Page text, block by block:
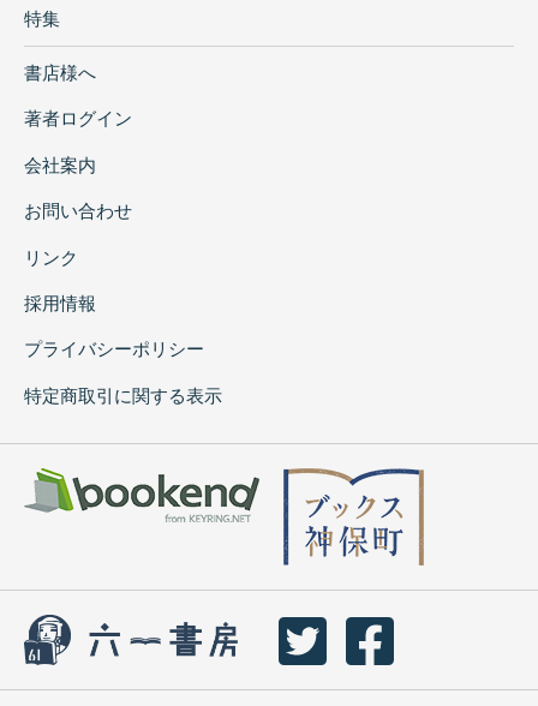
特集
書店様へ
著者ログイン
会社案内
お問い合わせ
リンク
採用情報
プライバシーポリシー
特定商取引に関する表示